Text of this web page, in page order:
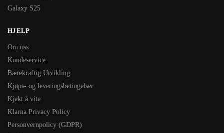
Galaxy S25
HJELP
Om oss
Kundeservice
Bærekraftig Utvikling
Kjøps- og leveringsbetingelser
Kjekt å vite
Klarna Privacy Policy
Personvernpolicy (GDPR)